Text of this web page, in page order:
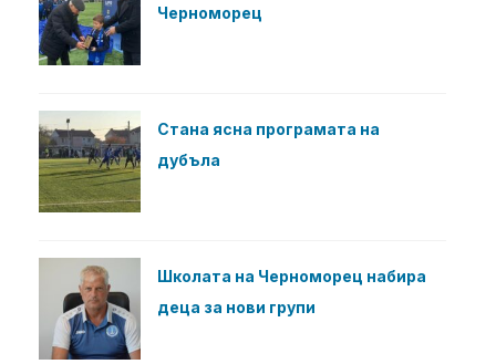
Черноморец
Стана ясна програмата на
дубъла
Школата на Черноморец набира
деца за нови групи